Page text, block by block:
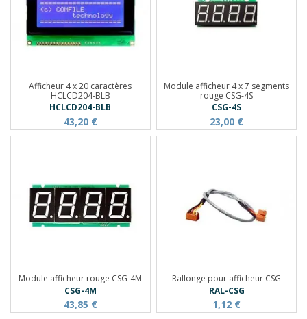
Afficheur 4 x 20 caractères
HCLCD204-BLB
HCLCD204-BLB
43,20 €
Module afficheur 4 x 7 segments
rouge CSG-4S
CSG-4S
23,00 €
Module afficheur rouge CSG-4M
CSG-4M
43,85 €
Rallonge pour afficheur CSG
RAL-CSG
1,12 €